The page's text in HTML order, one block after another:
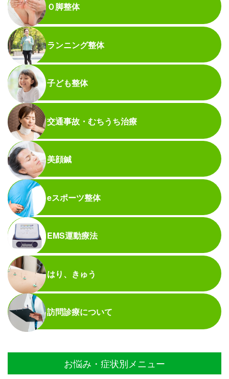
Ｏ脚整体
ランニング整体
子ども整体
交通事故・むちうち治療
美顔鍼
eスポーツ整体
EMS運動療法
はり、きゅう
訪問診療について
お悩み・症状別メニュー